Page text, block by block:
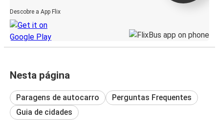
Descobre a App Flix
Nesta página
Paragens de autocarro
Perguntas Frequentes
Guia de cidades